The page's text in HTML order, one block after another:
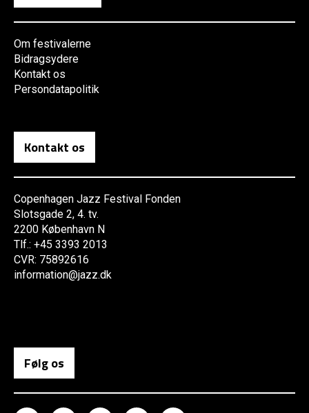
Om festivalerne
Bidragsydere
Kontakt os
Persondatapolitik
Kontakt os
Copenhagen Jazz Festival Fonden
Slotsgade 2, 4. tv.
2200 København N
Tlf.: +45 3393 2013
CVR: 75892616
information@jazz.dk
Følg os